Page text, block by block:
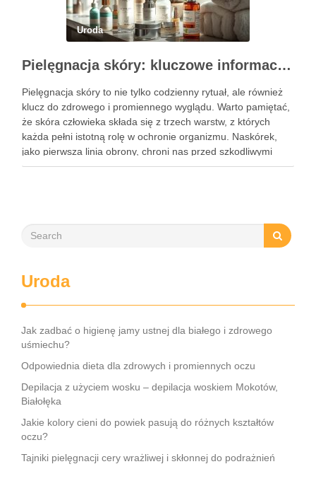
Uroda
Pielęgnacja skóry: kluczowe informacje i skuteczne metody
Pielęgnacja skóry to nie tylko codzienny rytuał, ale również
klucz do zdrowego i promiennego wyglądu. Warto pamiętać,
że skóra człowieka składa się z trzech warstw, z których
każda pełni istotną rolę w ochronie organizmu. Naskórek,
jako pierwsza linia obrony, chroni nas przed szkodliwymi
czynnikami zewnętrznymi, a nawilżająca skóra właściwa,
Uroda
Jak zadbać o higienę jamy ustnej dla białego i zdrowego
uśmiechu?
Odpowiednia dieta dla zdrowych i promiennych oczu
Depilacja z użyciem wosku – depilacja woskiem Mokotów,
Białołęka
Jakie kolory cieni do powiek pasują do różnych kształtów
oczu?
Tajniki pielęgnacji cery wrażliwej i skłonnej do podrażnień